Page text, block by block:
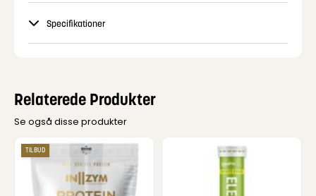
Specifikationer
Relaterede Produkter
Se også disse produkter
TILBUD